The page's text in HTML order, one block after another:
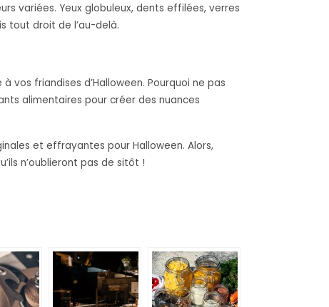
variées. Yeux globuleux, dents effilées, verres
tout droit de l’au-delà.
vos friandises d’Halloween. Pourquoi ne pas
alimentaires pour créer des nuances
et effrayantes pour Halloween. Alors,
n’oublieront pas de sitôt !